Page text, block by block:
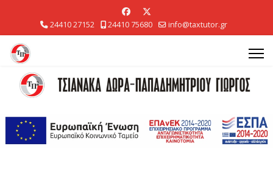
24410 27152 24410 75680 info@taxtutor.gr